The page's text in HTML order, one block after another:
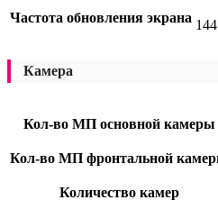
Частота обновления экрана
Камера
Кол-во МП основной камеры
Кол-во МП фронтальной
Количество камер